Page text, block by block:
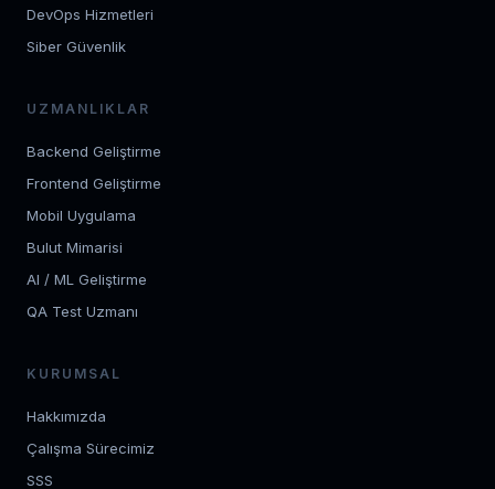
DevOps Hizmetleri
Siber Güvenlik
UZMANLIKLAR
Backend Geliştirme
Frontend Geliştirme
Mobil Uygulama
Bulut Mimarisi
AI / ML Geliştirme
QA Test Uzmanı
KURUMSAL
Hakkımızda
Çalışma Sürecimiz
SSS